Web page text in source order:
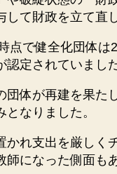
して財政を立て直
点で健全化団体は
認定されていました
団体が再建を果た
なりました。
かれ支出を厳しく
師になった側面も